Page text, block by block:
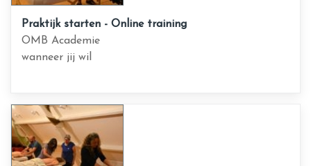
Praktijk starten - Online training
OMB Academie
wanneer jij wil